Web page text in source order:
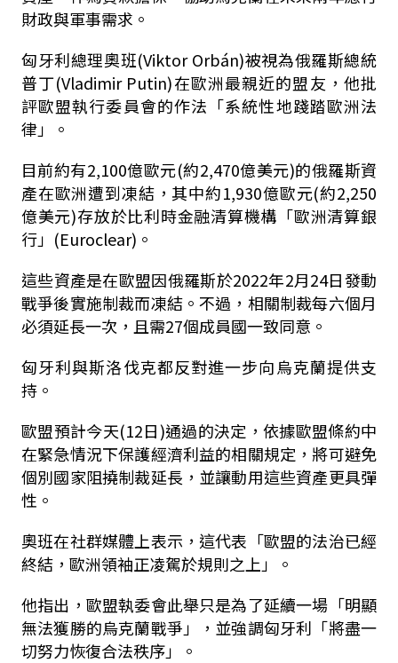
財政與軍事需求。
匈牙利總理奧班(Viktor Orbán)被視為俄羅斯總統
普丁(Vladimir Putin)在歐洲最親近的盟友，他批
評歐盟執行委員會的作法「系統性地踐踏歐洲法
律」。
目前約有2,100億歐元(約2,470億美元)的俄羅斯資
產在歐洲遭到凍結，其中約1,930億歐元(約2,250
億美元)存放於比利時金融清算機構「歐洲清算銀
行」(Euroclear)。
這些資產是在歐盟因俄羅斯於2022年2月24日發動
戰爭後實施制裁而凍結。不過，相關制裁每六個月
必須延長一次，且需27個成員國一致同意。
匈牙利與斯洛伐克都反對進一步向烏克蘭提供支
持。
歐盟預計今天(12日)通過的決定，依據歐盟條約中
在緊急情況下保護經濟利益的相關規定，將可避免
個別國家阻撓制裁延長，並讓動用這些資產更具彈
性。
奧班在社群媒體上表示，這代表「歐盟的法治已經
終結，歐洲領袖正凌駕於規則之上」。
他指出，歐盟執委會此舉只是為了延續一場「明顯
無法獲勝的烏克蘭戰爭」，並強調匈牙利「將盡一
切努力恢復合法秩序」。